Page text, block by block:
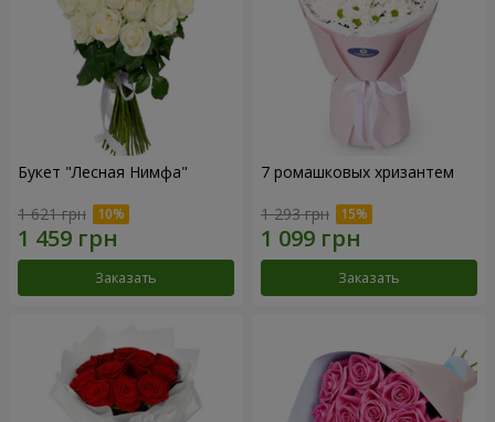
Букет "Лесная Нимфа"
1 621 грн
Заказать
7 ромашковых хризантем
1 293 грн
Заказать